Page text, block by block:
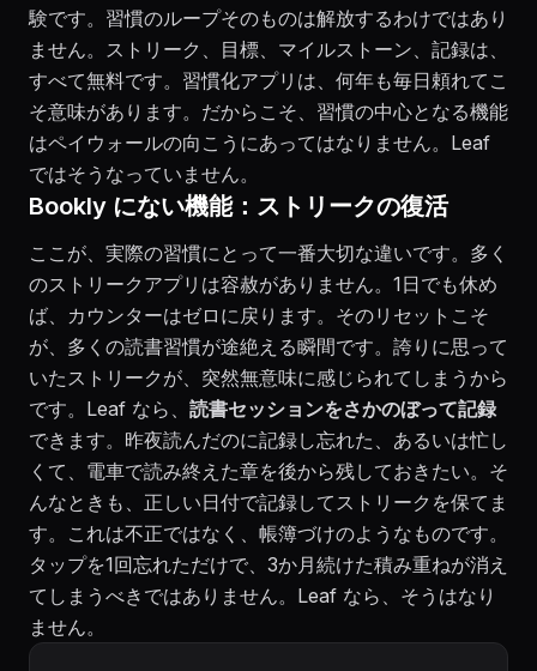
験です。習慣のループそのものは解放するわけではあり
ません。ストリーク、目標、マイルストーン、記録は、
すべて無料です。習慣化アプリは、何年も毎日頼れてこ
そ意味があります。だからこそ、習慣の中心となる機能
はペイウォールの向こうにあってはなりません。Leaf
ではそうなっていません。
Bookly にない機能：ストリークの復活
ここが、実際の習慣にとって一番大切な違いです。多く
のストリークアプリは容赦がありません。1日でも休め
ば、カウンターはゼロに戻ります。そのリセットこそ
が、多くの読書習慣が途絶える瞬間です。誇りに思って
いたストリークが、突然無意味に感じられてしまうから
です。Leaf なら、 読書セッションをさかのぼって記録
できます。昨夜読んだのに記録し忘れた、あるいは忙し
くて、電車で読み終えた章を後から残しておきたい。そ
んなときも、正しい日付で記録してストリークを保てま
す。これは不正ではなく、帳簿づけのようなものです。
タップを1回忘れただけで、3か月続けた積み重ねが消え
てしまうべきではありません。Leaf なら、そうはなり
ません。